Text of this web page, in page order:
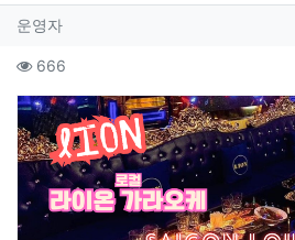
작성자 정보
운영자작성
컨텐츠 정보
666
본문